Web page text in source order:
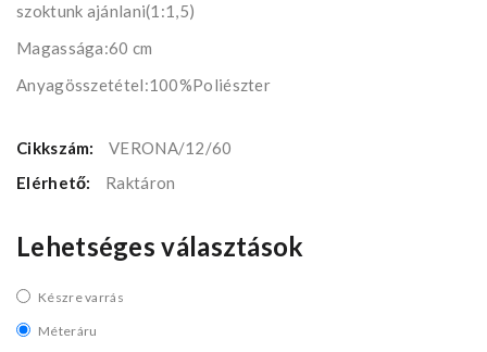
szoktunk ajánlani(1:1,5)
Magassága:60 cm
Anyagösszetétel:100%Poliészter
Cikkszám:
VERONA/12/60
Elérhető:
Raktáron
Lehetséges választások
Készre varrás
Méteráru